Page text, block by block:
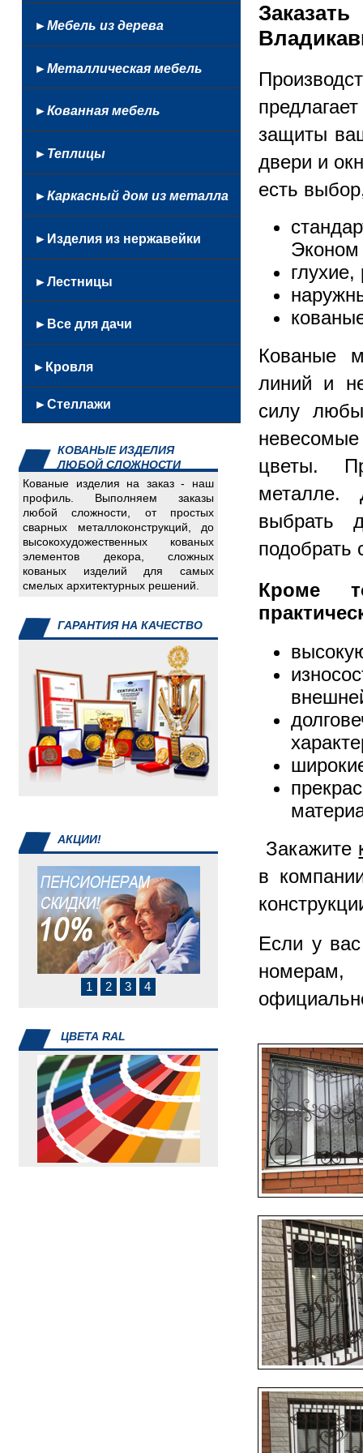
защиты
двери и
есть
Эконом
Кованые
линий и
силу
цветы.
металле.
выбрать
подобрать
Кроме
Закажите
в
Если у
стеклом
С
автоматикой
Маршевые
Кованые
Профнастил
бассейн
Из
лексана
Из
профнастила
поликарбоната
►Мебель из дерева
►Металлическая мебель
Столы
и
стулья
Сушилки
для
►Кованная мебель
люстры
и
фонари
Беседки
Качели
Качели
Кованная
кровать
Кованные
Скамейки
из
стали
Кованные
скамейки
Урны
из
нержавейки
►Теплицы
►Каркасный дом из металла
►Изделия из нержавейки
Каркасы
лестниц
Перила
Ворота,
Детали
для
авто
Инвалидный
инвентарь
Изделия
для
пищеблока
для
систем
Скамейки,
урны
Спорт
инвентарь
►Лестницы
Простые
Лестницы
нержавейки
Железобетонные
►Все для дачи
Скамейки
Качели
Мангалы
инвентарь
►Кровля
Кровельные
панели
Мягкая
кровля
►Стеллажи
КОВАНЫЕ ИЗДЕЛИЯ
ЛЮБОЙ СЛОЖНОСТИ
Кованые изделия на заказ - наш
профиль. Выполняем заказы
любой сложности, от простых
сварных металлоконструкций, до
высокохудожественных кованых
элементов декора, сложных
кованых изделий для самых
смелых архитектурных решений.
ГАРАНТИЯ НА КАЧЕСТВО
АКЦИИ!
1 2 3 4
ЦВЕТА RAL